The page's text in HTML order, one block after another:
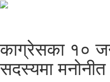
काग्रेसका १०
सदस्यमा मनोनीत